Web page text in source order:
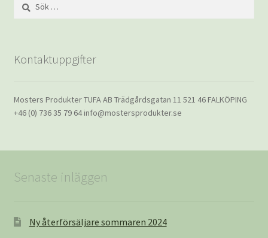
efter:
Kontaktuppgifter
Mosters Produkter TUFA AB Trädgårdsgatan 11 521 46 FALKÖPING
+46 (0) 736 35 79 64 info@mostersprodukter.se
Senaste inläggen
Ny återförsäljare sommaren 2024